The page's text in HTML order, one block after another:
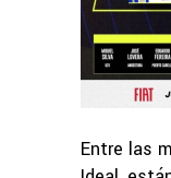
Entre las